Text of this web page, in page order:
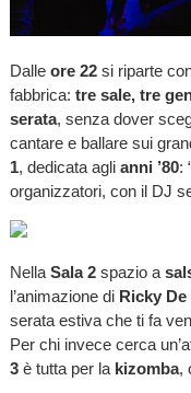
Dalle ore 22si riparte
fabbrica: tre sale, tre
serata, senza dover
cantare e ballare sui
1, dedicata agli anni ’80:
organizzatori, con il DJ
Nella Sala 2spazio a
l’animazione di Ricky De
serata estiva che ti fa
Per chi invece cerca
3è tutta per la kizomba,